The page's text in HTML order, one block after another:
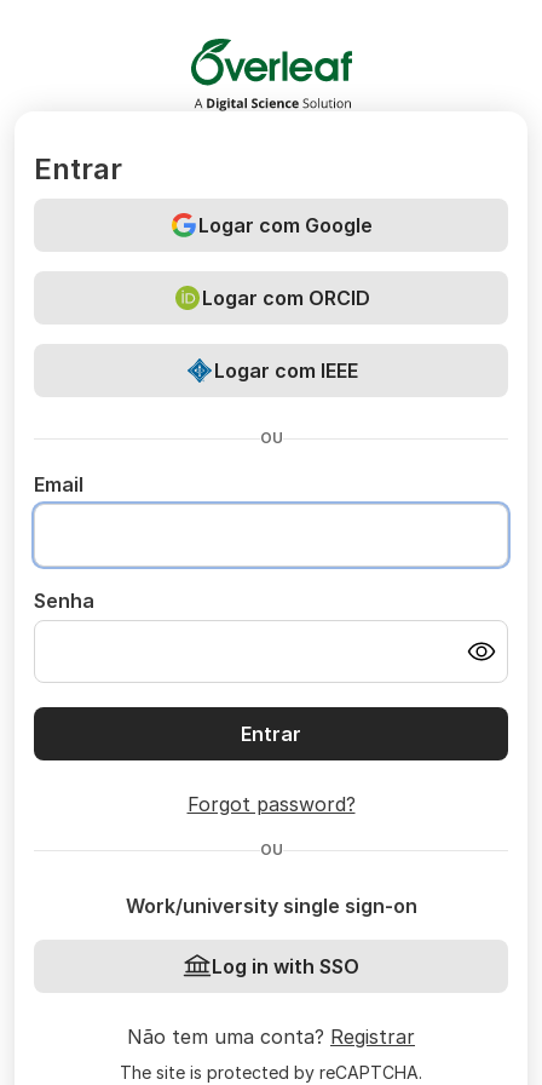
Overleaf
Entrar
Logar com Google
Logar com ORCID
Logar com IEEE
OU
Email
Senha
Entrar
Forgot password?
OU
Work/university single sign-on
Log in with SSO
Não tem uma conta? Registrar
The site is protected by reCAPTCHA.